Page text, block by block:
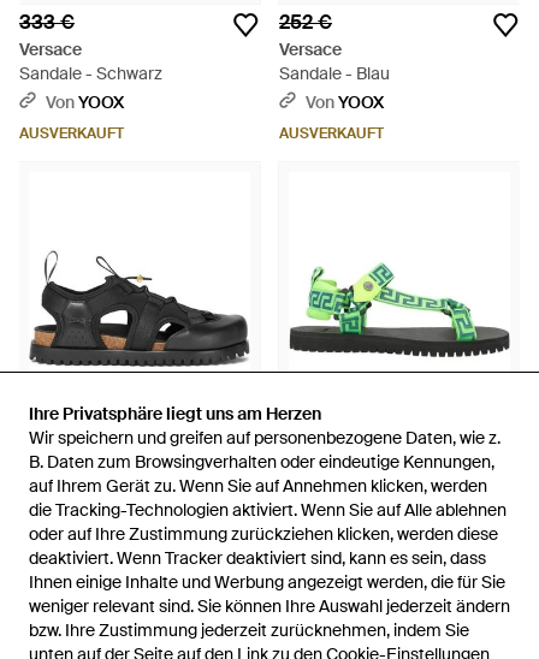
Ihre Privatsphäre liegt uns am Herzen
Wir speichern und greifen auf personenbezogene Daten, wie z.
B. Daten zum Browsingverhalten oder eindeutige Kennungen,
auf Ihrem Gerät zu. Wenn Sie auf Annehmen klicken, werden
die Tracking-Technologien aktiviert. Wenn Sie auf Alle ablehnen
oder auf Ihre Zustimmung zurückziehen klicken, werden diese
deaktiviert. Wenn Tracker deaktiviert sind, kann es sein, dass
Ihnen einige Inhalte und Werbung angezeigt werden, die für Sie
weniger relevant sind. Sie können Ihre Auswahl jederzeit ändern
bzw. Ihre Zustimmung jederzeit zurücknehmen, indem Sie
unten auf der Seite auf den Link zu den Cookie-Einstellungen
Ihre Privatsphäre liegt uns am Herzen
Wir speichern und greifen auf personenbezogene Daten, wie z.
B. Daten zum Browsingverhalten oder eindeutige Kennungen,
auf Ihrem Gerät zu. Wenn Sie auf Annehmen klicken, werden
die Tracking-Technologien aktiviert. Wenn Sie auf Alle ablehnen
oder auf Ihre Zustimmung zurückziehen klicken, werden diese
deaktiviert. Wenn Tracker deaktiviert sind, kann es sein, dass
Ihnen einige Inhalte und Werbung angezeigt werden, die für Sie
weniger relevant sind. Sie können Ihre Auswahl jederzeit ändern
bzw. Ihre Zustimmung jederzeit zurücknehmen, indem Sie
unten auf der Seite auf den Link zu den Cookie-Einstellungen
333 €
Versace
Sandale - Schwarz
VonYOOX
AUSVERKAUFT
252 €
Versace
Sandale - Blau
VonYOOX
AUSVERKAUFT
345 €
Versace
Römersandalen Mit Logo-
Prägung - Schwarz
VonFARFETCH
AUSVERKAUFT
221 €
Versace
Sandale - Grün
VonYOOX
AUSVERKAUFT